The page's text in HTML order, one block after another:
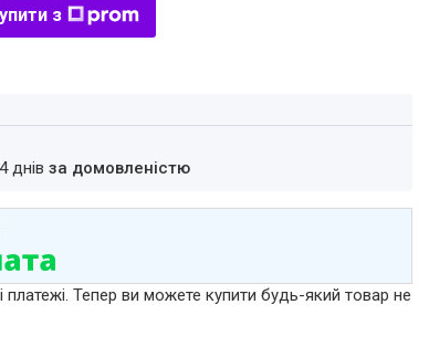
з
днівза домовленістю
платежі. Тепер ви можете купити будь-який товар не